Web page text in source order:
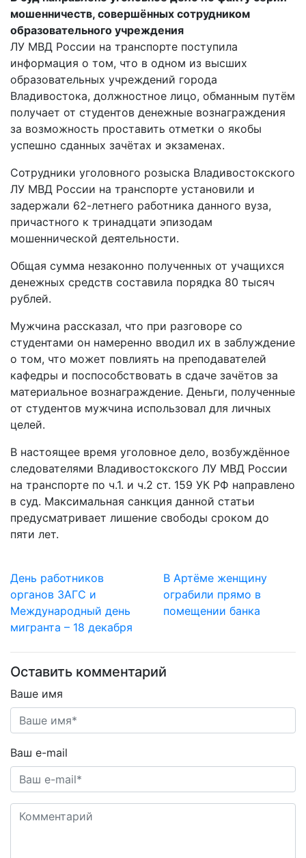
мошенничеств, совершённых сотрудником
образовательного учреждения
ЛУ МВД России на транспорте поступила
информация о том, что в одном из высших
образовательных учреждений города
Владивостока, должностное лицо, обманным путём
получает от студентов денежные вознаграждения
за возможность проставить отметки о якобы
успешно сданных зачётах и экзаменах.
Сотрудники уголовного розыска Владивостокского
ЛУ МВД России на транспорте установили и
задержали 62-летнего работника данного вуза,
причастного к тринадцати эпизодам
мошеннической деятельности.
Общая сумма незаконно полученных от учащихся
денежных средств составила порядка 80 тысяч
рублей.
Мужчина рассказал, что при разговоре со
студентами он намеренно вводил их в заблуждение
о том, что может повлиять на преподавателей
кафедры и поспособствовать в сдаче зачётов за
материальное вознаграждение. Деньги, полученные
от студентов мужчина использовал для личных
целей.
В настоящее время уголовное дело, возбуждённое
следователями Владивостокского ЛУ МВД России
на транспорте по ч.1. и ч.2 ст. 159 УК РФ направлено
в суд. Максимальная санкция данной статьи
предусматривает лишение свободы сроком до
пяти лет.
День работников
органов ЗАГС и
Международный день
мигранта – 18 декабря
В Артёме женщину
ограбили прямо в
помещении банка
Оставить комментарий
Ваше имя
Ваш e-mail